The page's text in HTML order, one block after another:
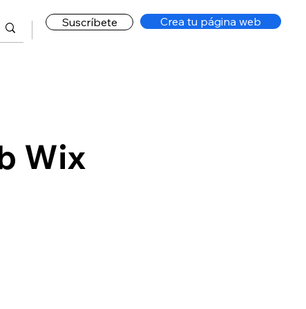
Suscríbete Crea tu página web
Wix